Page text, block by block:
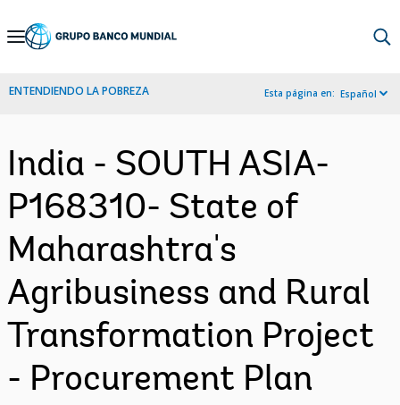
Skip
Navigation
ENTENDIENDO LA POBREZA Esta página en: Español
India - SOUTH ASIA-
P168310- State of
Maharashtra's
Agribusiness and Rural
Transformation Project
- Procurement Plan